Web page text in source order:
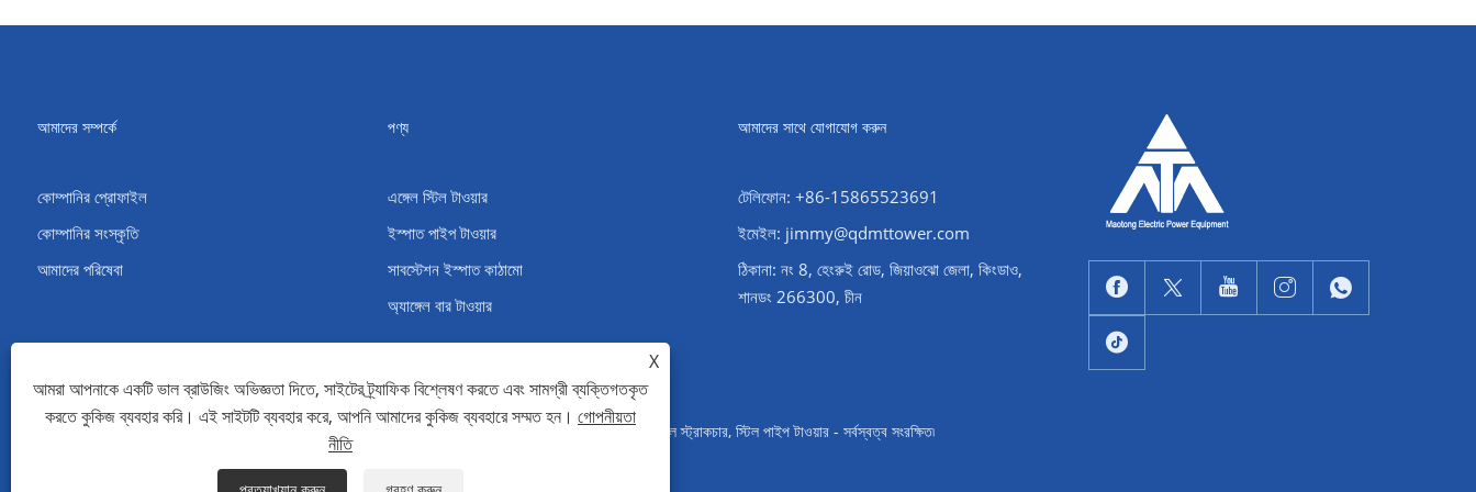
আমাদের সম্পর্কে
কোম্পানির প্রোফাইল
কোম্পানির সংস্কৃতি
আমাদের পরিষেবা
পণ্য
এঙ্গেল স্টিল টাওয়ার
ইস্পাত পাইপ টাওয়ার
সাবস্টেশন ইস্পাত কাঠামো
অ্যাঙ্গেল বার টাওয়ার
আমাদের সাথে যোগাযোগ করুন
টেলিফোন: +86-15865523691
ইমেইল: jimmy@qdmttower.com
ঠিকানা: নং 8, হেংরুই রোড, জিয়াওঝো জেলা, কিংডাও,
শানডং 266300, চীন
কপিরাইট © 2022 Qingdao Maotong Power Equipment Co., Ltd. - অ্যাঙ্গেল স্টিল টাওয়ার, সাবস্টেশন স্টিল স্ট্রাকচার, স্টিল পাইপ টাওয়ার - সর্বস্বত্ব সংরক্ষিত৷
XML গোপনীয়তা নীতি
X
আমরা আপনাকে একটি ভাল ব্রাউজিং অভিজ্ঞতা দিতে, সাইটের ট্র্যাফিক বিশ্লেষণ করতে এবং সামগ্রী ব্যক্তিগতকৃত
করতে কুকিজ ব্যবহার করি। এই সাইটটি ব্যবহার করে, আপনি আমাদের কুকিজ ব্যবহারে সম্মত হন। গোপনীয়তা
নীতি